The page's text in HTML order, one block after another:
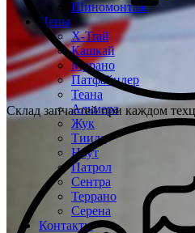
Шиномонтаж
Цены
X-Trail
Кашкай
Мурано
Патфайндер
Теана
Альмера
Жук
Тиида
Ноут
Патрол
Сентра
Террано
Серена
Контакты
Склад запчастей при каждом